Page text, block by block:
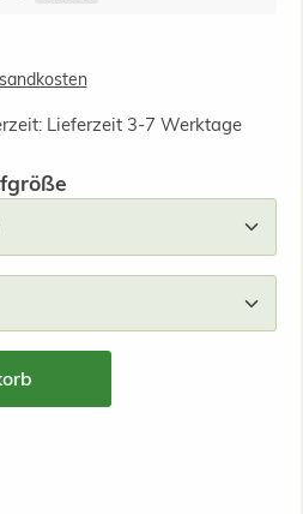
Lieferzeit 3-7 Werktage
auswählen